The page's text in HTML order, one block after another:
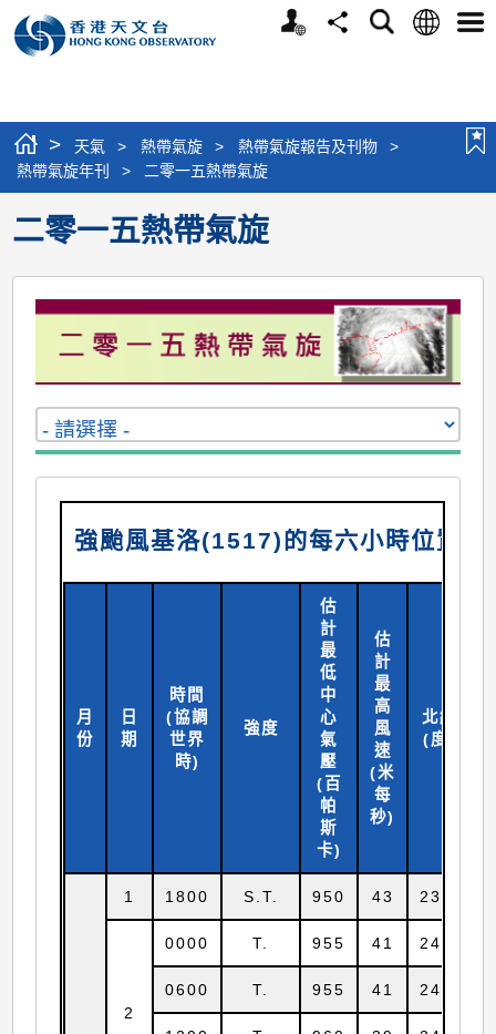
個
分
搜
語
選
> 天氣 > 熱帶氣旋 > 熱帶氣旋報告及刊物
>
熱帶氣旋年刊
> 二零一五熱帶氣旋
二零一五熱帶氣旋
強颱風基洛(1517)的每六小時位置及
月
份
日
期
時間
(協調
世界
時)
強度
估
計
最
低
中
心
氣
壓
(百
帕
斯
卡)
估
計
最
高
風
速
(米
每
秒)
北緯
(度)
1 1800 S.T. 950 43 23.8
2
0000 T. 955 41 24.0
0600 T. 955 41 24.3